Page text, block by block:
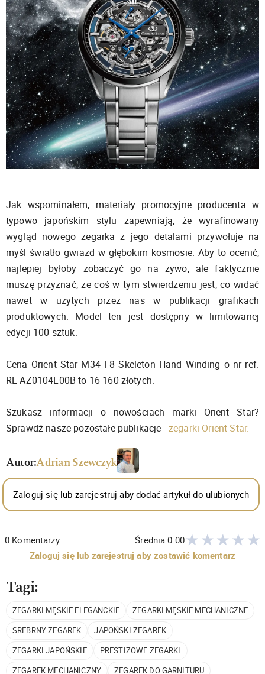
Jak wspominałem, materiały promocyjne producenta w
typowo japońskim stylu zapewniają, że wyrafinowany
wygląd nowego zegarka z jego detalami przywołuje na
myśl światło gwiazd w głębokim kosmosie. Aby to ocenić,
najlepiej byłoby zobaczyć go na żywo, ale faktycznie
muszę przyznać, że coś w tym stwierdzeniu jest, co widać
nawet w użytych przez nas w publikacji grafikach
produktowych. Model ten jest dostępny w limitowanej
edycji 100 sztuk.
Cena Orient Star M34 F8 Skeleton Hand Winding o nr ref.
RE-AZ0104L00B to 16 160 złotych.
Szukasz informacji o nowościach marki Orient Star?
Sprawdź nasze pozostałe publikacje -zegarki Orient Star.
Autor:Adrian Szewczyk
Zaloguj się lub zarejestruj aby dodać artykuł do ulubionych
0 Komentarzy Średnia0.00
Zaloguj się lub zarejestruj aby zostawić komentarz
Tagi:
ZEGARKI MĘSKIE ELEGANCKIE
ZEGARKI MĘSKIE MECHANICZNE
SREBRNY ZEGAREK
JAPOŃSKI ZEGAREK
ZEGARKI JAPOŃSKIE
PRESTIŻOWE ZEGARKI
ZEGAREK MECHANICZNY
ZEGAREK DO GARNITURU